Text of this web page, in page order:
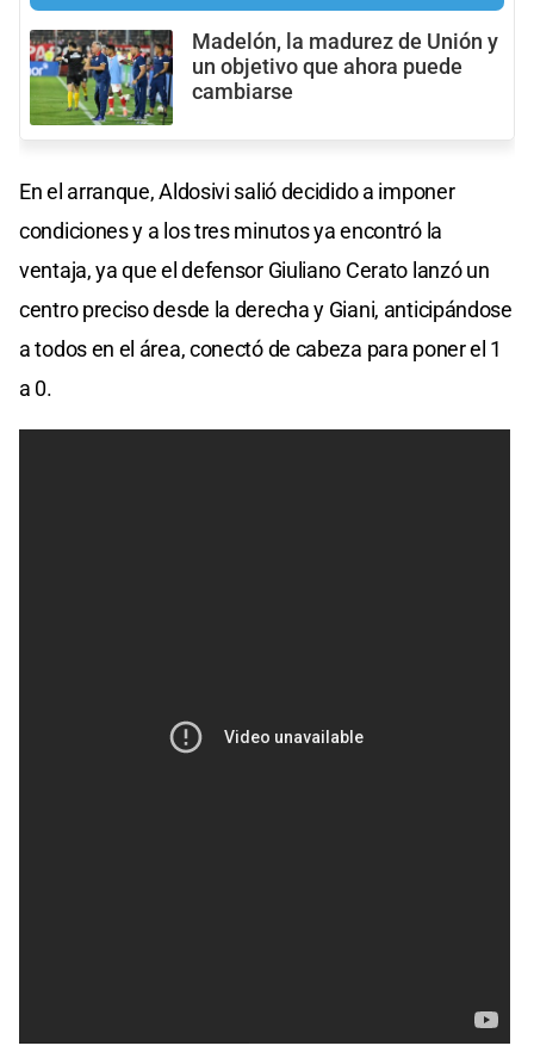
Madelón, la madurez de Unión y
un objetivo que ahora puede
cambiarse
En el arranque, Aldosivi salió decidido a imponer
condiciones y a los tres minutos ya encontró la
ventaja, ya que el defensor Giuliano Cerato lanzó un
centro preciso desde la derecha y Giani, anticipándose
a todos en el área, conectó de cabeza para poner el 1
a 0.